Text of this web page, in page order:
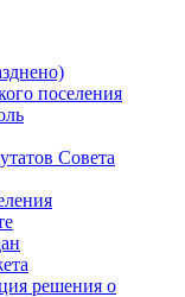
поселения
Совета
решения о